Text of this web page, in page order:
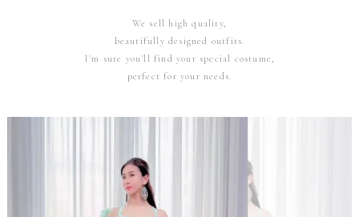
We sell high quality,
beautifully designed outfits.
I'm sure you'll find your special costume,
perfect for your needs.